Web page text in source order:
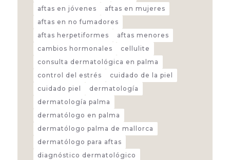
aftas en jóvenes
aftas en mujeres
aftas en no fumadores
aftas herpetiformes
aftas menores
cambios hormonales
cellulite
consulta dermatológica en palma
control del estrés
cuidado de la piel
cuidado piel
dermatología
dermatología palma
dermatólogo en palma
dermatólogo palma de mallorca
dermatólogo para aftas
diagnóstico dermatológico